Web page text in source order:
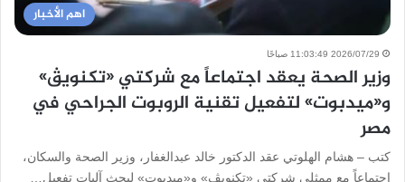
اهم الأخبار
2026/07/29 11:03:49 صباحًا
وزير الصحة يعقد اجتماعاً مع شركتي «تكنويڤ»
و«ميدبوت» لتفعيل تقنية الروبوت الجراحي في
مصر
كتب – هشام الهلوتي عقد الدكتور خالد عبدالغفار، وزير الصحة والسكان،
اجتماعاً مع ممثلي شركتي «تكنويڤ» و«ميدبوت» لبحث آليات تفعيل…